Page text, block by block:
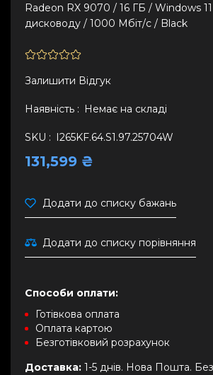
Radeon RX 9070 / 16 ГБ / Windows
дисководу / 1000 Мбіт/с / Black
Залишити Вiдгук
Наявність : Немає на складі
SKU : I265KF.64.S1.97.25704W
131,599 ₴
Додати до списку бажань
Додати до списку порівняння
Способи оплати:
Готівкова оплата
Оплата картою
Безготівковий розрахунок
Доставка: 1-5 днів. Нова Пошта.